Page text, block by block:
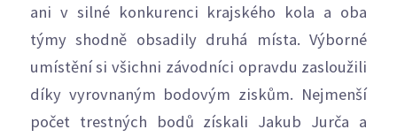
ani v silné konkurenci krajského kola a oba
týmy shodně obsadily druhá místa. Výborné
umístění si všichni závodníci opravdu zasloužili
díky vyrovnaným bodovým ziskům. Nejmenší
počet trestných bodů získali Jakub Jurča a